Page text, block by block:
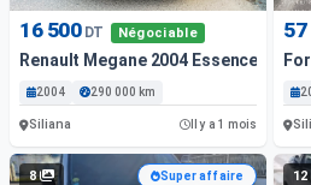
16 500 DT Négociable
Renault Megane 2004 Essence 290
2004 290 000 km
Siliana Il y a 1 mois
57
8 Super affaire 12